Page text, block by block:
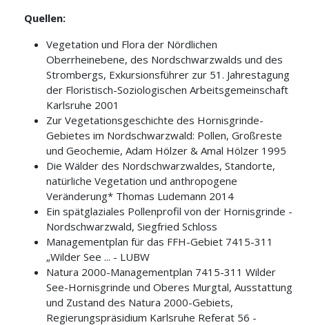
Quellen:
Vegetation und Flora der Nördlichen
Oberrheinebene, des Nordschwarzwalds und des
Strombergs, Exkursionsführer zur 51. Jahrestagung
der Floristisch-Soziologischen Arbeitsgemeinschaft
Karlsruhe 2001
Zur Vegetationsgeschichte des Hornisgrinde-
Gebietes im Nordschwarzwald: Pollen, Großreste
und Geochemie, Adam Hölzer & Amal Hölzer 1995
Die Wälder des Nordschwarzwaldes, Standorte,
natürliche Vegetation und anthropogene
Veränderung* Thomas Ludemann 2014
Ein spätglaziales Pollenprofil von der Hornisgrinde -
Nordschwarzwald, Siegfried Schloss
Managementplan für das FFH-Gebiet 7415-311
„Wilder See ... - LUBW
Natura 2000-Managementplan 7415-311 Wilder
See-Hornisgrinde und Oberes Murgtal, Ausstattung
und Zustand des Natura 2000-Gebiets,
Regierungspräsidium Karlsruhe Referat 56 -